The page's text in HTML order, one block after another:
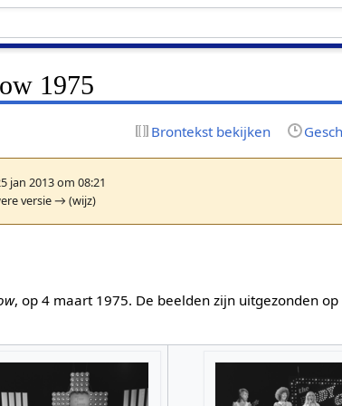
1975
Brontekst bekijken
jan 2013 om 08:21
versie → (wijz)
, op 4 maart 1975. De beelden zijn uitgezonden op